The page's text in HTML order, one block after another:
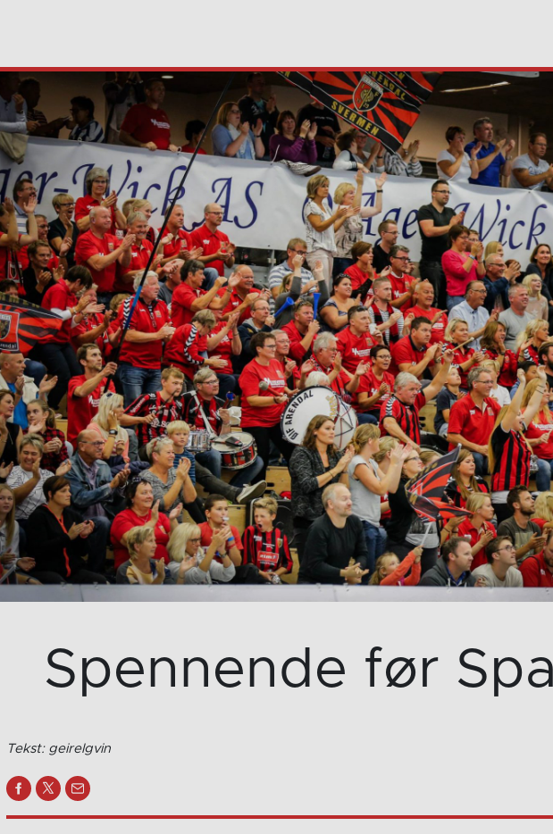
Spennende før
Tekst: geirelgvin